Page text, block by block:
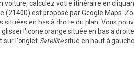
voiture, calculez votre itinéraire en
(21400) est proposé par Google Maps.
en bas à droite du plan. Vous
l'icone orange située en bas à
sur l'onglet Satellitesitué en haut à